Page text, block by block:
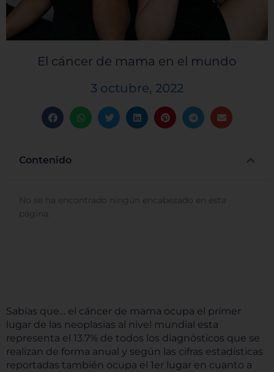
El cáncer de mama en el mundo
3 octubre, 2022
Contenido
No se ha encontrado ningún encabezado en esta
página.
Sabías que… el cáncer de mama ocupa el primer
lugar de las neoplasias al nivel mundial esta
representa el 13.7% de todos los diagnósticos que se
realizan de forma anual y según las cifras estadísticas
reportadas también ocupa el 1er lugar en cuanto a